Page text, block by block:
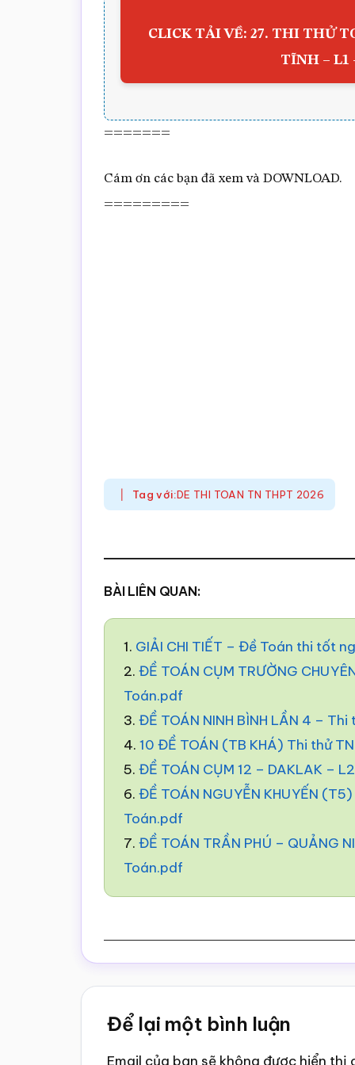
CLICK TẢI VỀ: 27. THI THỬ
TĨNH – L1
=======
Cám ơn các bạn đã xem và DOWNLOAD.
=========
Tag với:DE THI TOAN TN THPT 2026
BÀI LIÊN QUAN:
1. GIẢI CHI TIẾT – Đề Toán thi tốt
2. ĐỀ TOÁN CỤM TRƯỜNG
Toán.pdf
3. ĐỀ TOÁN NINH BÌNH LẦN 4 –
4. 10 ĐỀ TOÁN (TB KHÁ) Thi thử
5. ĐỀ TOÁN CỤM 12 – DAKLAK –
6. ĐỀ TOÁN NGUYỄN KHUYẾN
Toán.pdf
7. ĐỀ TOÁN TRẦN PHÚ – QUẢNG
Toán.pdf
Reader
Interactions
Để lại một bình luận
Email của bạn sẽ không được hiển thị